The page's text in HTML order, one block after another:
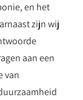
en het
zijn wij
aan een
van